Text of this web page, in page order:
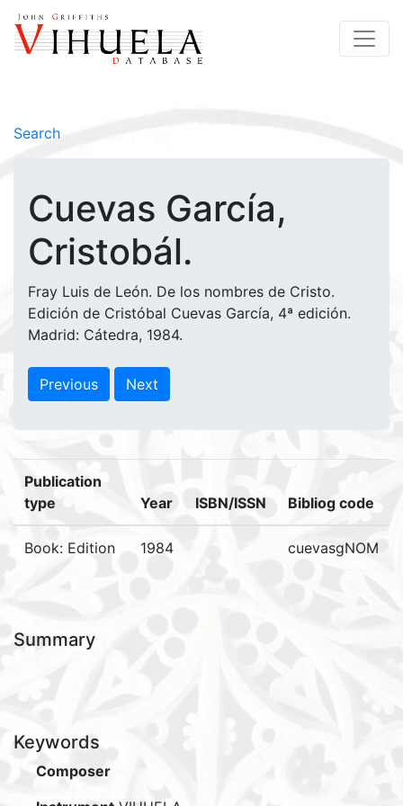
Search
Cuevas García,
Cristobál.
Fray Luis de León. De los nombres de Cristo.
Edición de Cristóbal Cuevas García, 4ª edición.
Madrid: Cátedra, 1984.
Previous Next
Publication
type
Year ISBN/ISSN Bibliog code
Book: Edition 1984 cuevasgNOM
Summary
Keywords
Composer